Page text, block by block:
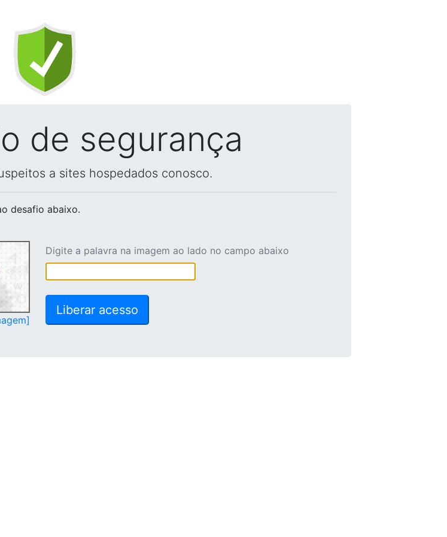
de segurança
a sites hospedados conosco.
desafio abaixo.
Digite a palavra na imagem ao lado no campo abaixo